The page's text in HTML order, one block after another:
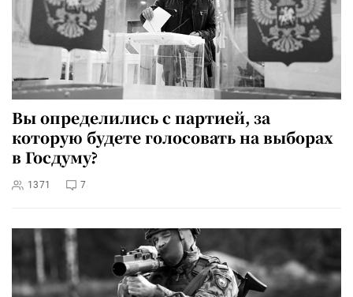
Вы определились с партией, за
которую будете голосовать на выборах
в Госдуму?
1371 7